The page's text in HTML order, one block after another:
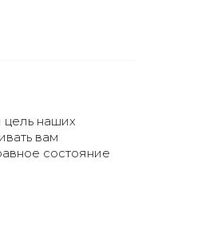
цель наших
вам
состояние